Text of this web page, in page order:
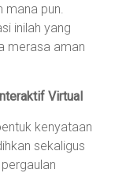
mana pun.
inilah yang
merasa aman
Virtual
kenyataan
sekaligus